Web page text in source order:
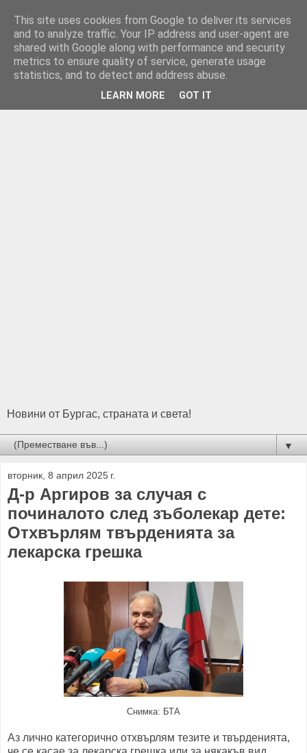
Новини от Бургас, страната и света!
▼
вторник, 8 април 2025 г.
Д-р Аргиров за случая с
починалото след зъболекар дете:
Отхвърлям твърденията за
лекарска грешка
Снимка: БТА
Аз лично категорично отхвърлям тезите и твърденията,
This site uses cookies from Google to deliver its services
and to analyze traffic. Your IP address and user-agent are
shared with Google along with performance and security
metrics to ensure quality of service, generate usage
statistics, and to detect and address abuse.
LEARN MORE GOT IT